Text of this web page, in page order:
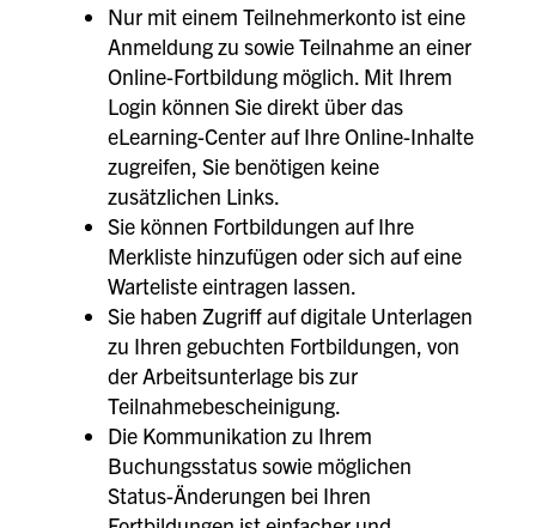
Nur mit einem Teilnehmerkonto ist eine
Anmeldung zu sowie Teilnahme an einer
Online-Fortbildung möglich. Mit Ihrem
Login können Sie direkt über das
eLearning-Center auf Ihre Online-Inhalte
zugreifen, Sie benötigen keine
zusätzlichen Links.
Sie können Fortbildungen auf Ihre
Merkliste hinzufügen oder sich auf eine
Warteliste eintragen lassen.
Sie haben Zugriff auf digitale Unterlagen
zu Ihren gebuchten Fortbildungen, von
der Arbeitsunterlage bis zur
Teilnahmebescheinigung.
Die Kommunikation zu Ihrem
Buchungsstatus sowie möglichen
Status-Änderungen bei Ihren